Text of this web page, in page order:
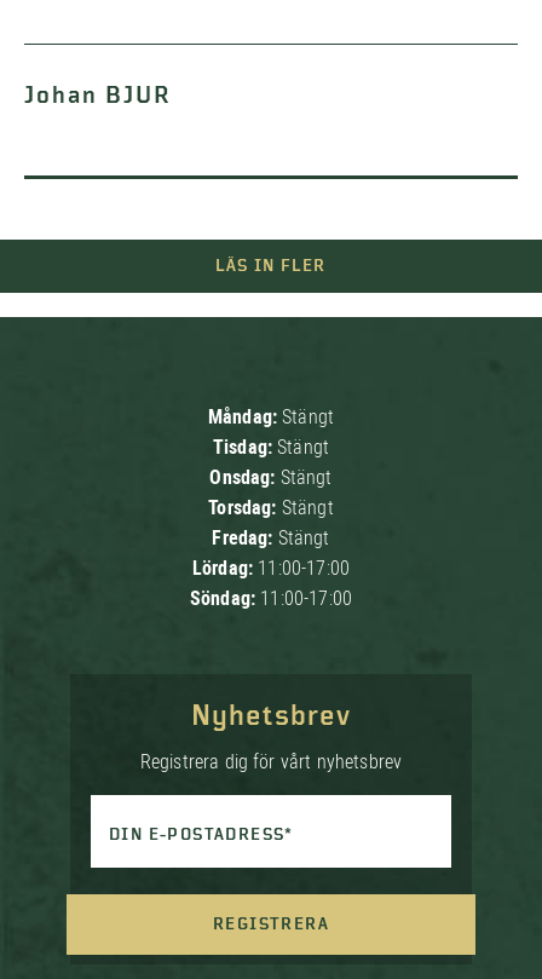
Johan BJUR
LÄS IN FLER
Måndag:Stängt
Tisdag:Stängt
Onsdag: Stängt
Torsdag: Stängt
Fredag: Stängt
Lördag: 11:00-17:00
Söndag: 11:00-17:00
Nyhetsbrev
Registrera dig för vårt nyhetsbrev
DIN E-POSTADRESS*
REGISTRERA